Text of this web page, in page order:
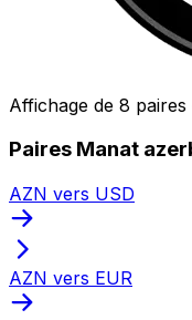
Affichage de 8
Paires Manat
AZN vers USD
AZN vers EUR